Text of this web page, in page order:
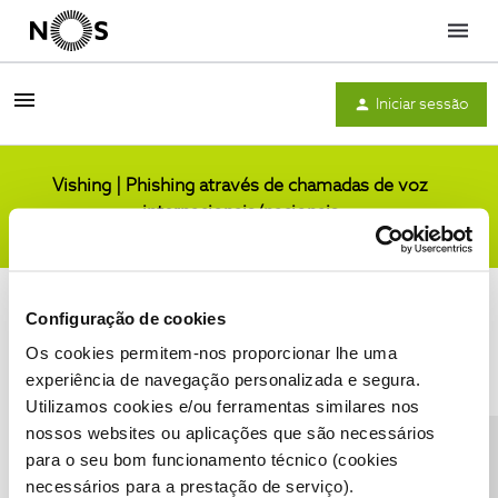
Configuração de cookies
Os cookies permitem-nos proporcionar lhe uma
experiência de navegação personalizada e segura.
Utilizamos cookies e/ou ferramentas similares nos
nossos websites ou aplicações que são necessários
para o seu bom funcionamento técnico (cookies
necessários para a prestação de serviço).
Menu
Iniciar sessão
Vishing | Phishing através de chamadas de voz
internacionais/nacionais
Condições do Fórum NOS Accessibility statement